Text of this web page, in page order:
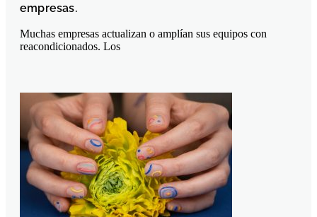
empresas.
Muchas empresas actualizan o amplían sus equipos con
reacondicionados. Los